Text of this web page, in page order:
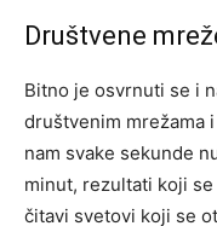
Društvene
Bitno je osvrnuti se i
društvenim mrežama
nam svake sekunde
minut, rezultati koji
čitavi svetovi koji se